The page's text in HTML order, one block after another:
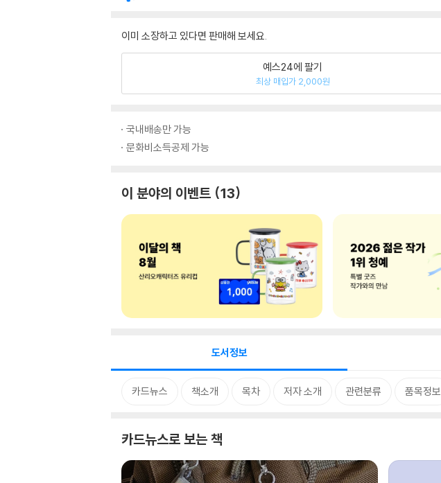
이미 소장하고 있다면 판매해 보세요.
예스24에 팔기
최상 매입가 2,000원
국내배송만 가능
문화비소득공제 가능
이 분야의 이벤트 13
도서정보
카드뉴스 책소개 목차 저자 소개 관련분류 품목정보
카드뉴스로 보는 책